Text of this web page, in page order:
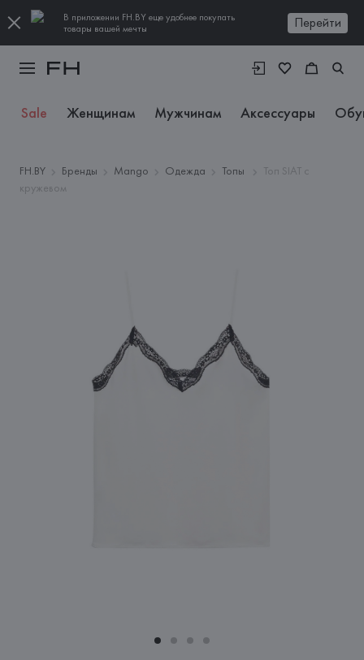
В приложении FH.BY еще удобнее покупать
товары вашей мечты
Перейти
Sale Женщинам Мужчинам Аксессуары
FH.BY Бренды Mango Одежда Топы
Топ SIAT с
кружевом